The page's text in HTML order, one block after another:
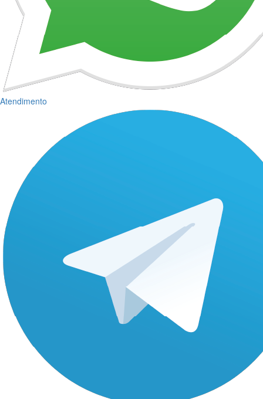
Atendimento